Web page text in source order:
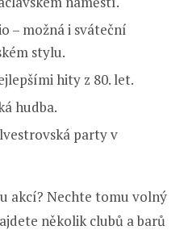
– možná i sváteční
stylu.
hity z 80. let.
hudba.
party v
akcí? Nechte tomu volný
několik clubů a barů